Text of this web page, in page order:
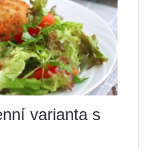
varianta s